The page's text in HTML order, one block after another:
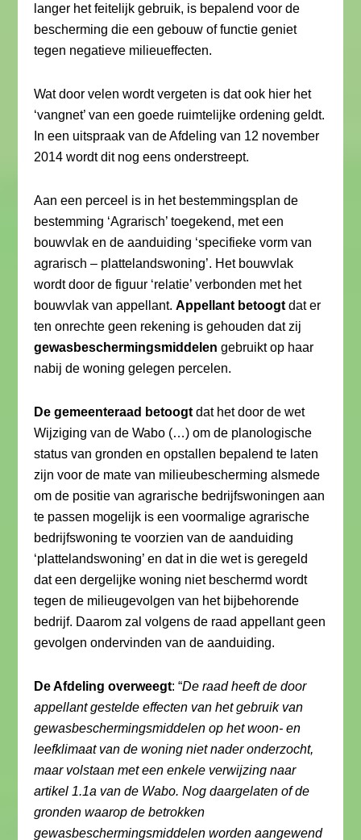
langer het feitelijk gebruik, is bepalend voor de
bescherming die een gebouw of functie geniet
tegen negatieve milieueffecten.
Wat door velen wordt vergeten is dat ook hier het
‘vangnet’ van een goede ruimtelijke ordening geldt.
In een uitspraak van de Afdeling van 12 november
2014 wordt dit nog eens onderstreept.
Aan een perceel is in het bestemmingsplan de
bestemming ‘Agrarisch’ toegekend, met een
bouwvlak en de aanduiding ‘specifieke vorm van
agrarisch – plattelandswoning’. Het bouwvlak
wordt door de figuur ‘relatie’ verbonden met het
bouwvlak van appellant.Appellant betoogt dat er
ten onrechte geen rekening is gehouden dat zij
gewasbeschermingsmiddelen gebruikt op haar
nabij de woning gelegen percelen.
De gemeenteraad betoogt dat het door de wet
Wijziging van de Wabo (…) om de planologische
status van gronden en opstallen bepalend te laten
zijn voor de mate van milieubescherming alsmede
om de positie van agrarische bedrijfswoningen aan
te passen mogelijk is een voormalige agrarische
bedrijfswoning te voorzien van de aanduiding
‘plattelandswoning’ en dat in die wet is geregeld
dat een dergelijke woning niet beschermd wordt
tegen de milieugevolgen van het bijbehorende
bedrijf. Daarom zal volgens de raad appellant geen
gevolgen ondervinden van de aanduiding.
De Afdeling overweegt: “De raad heeft de door
appellant gestelde effecten van het gebruik van
gewasbeschermingsmiddelen op het woon- en
leefklimaat van de woning niet nader onderzocht,
maar volstaan met een enkele verwijzing naar
artikel 1.1a van de Wabo. Nog daargelaten of de
gronden waarop de betrokken
gewasbeschermingsmiddelen worden aangewend